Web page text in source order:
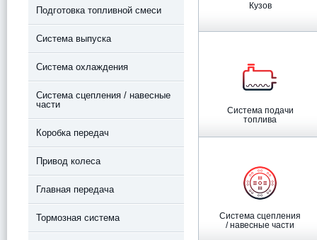
Подготовка топливной смеси
Система выпуска
Система охлаждения
Система сцепления / навесные
части
Коробка передач
Привод колеса
Главная передача
Тормозная система
Кузов
Система подачи
топлива
Система сцепления
/ навесные части